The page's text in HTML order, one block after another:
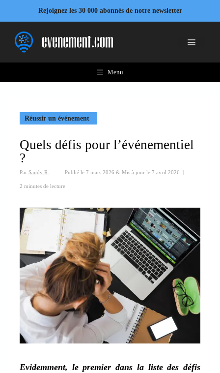
contenu
Rejoignez les 30 000 abonnés de notre newsletter
Menu
Menu
Réussir un événement
Quels défis pour l’événementiel
?
Par Sandy R. Publié le 7 mars 2026 & Mis à jour le 7 avril 2026 |
2 minutes de lecture
Evidemment, le premier dans la liste des défis